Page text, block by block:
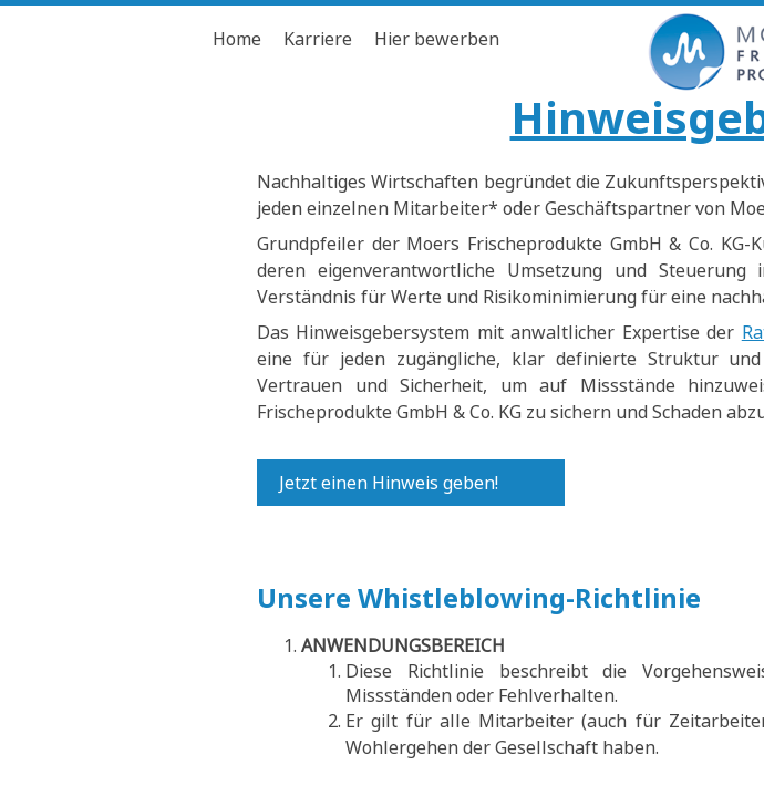
Home Karriere Hier bewerben
Nachhaltiges Wirtschaften begründet die
jeden einzelnen Mitarbeiter* oder Geschäftspartner von
Grundpfeiler der Moers Frischeprodukte GmbH & Co.
deren eigenverantwortliche Umsetzung und
Verständnis für Werte und Risikominimierung für eine
Das Hinweisgebersystem mit anwaltlicher Expertise der
eine für jeden zugängliche, klar definierte Struktur
Vertrauen und Sicherheit, um auf Missstände
Frischeprodukte GmbH & Co. KG zu sichern und Schaden
Jetzt einen Hinweis geben!
Unsere Whistleblowing-Richtlinie
ANWENDUNGSBEREICH
Diese Richtlinie beschreibt die
Missständen oder Fehlverhalten.
Er gilt für alle Mitarbeiter (auch für
Wohlergehen der Gesellschaft haben.